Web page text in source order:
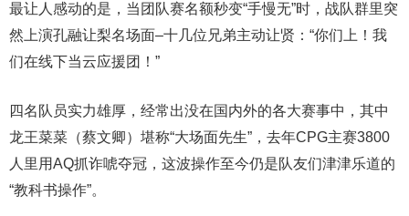
最让人感动的是，当团队赛名额秒变“手慢无”时，战队群里突
然上演孔融让梨名场面–十几位兄弟主动让贤：“你们上！我
们在线下当云应援团！”
四名队员实力雄厚，经常出没在国内外的各大赛事中，其中
龙王菜菜（蔡文卿）堪称“大场面先生”，去年CPG主赛3800
人里用AQ抓诈唬夺冠，这波操作至今仍是队友们津津乐道的
“教科书操作”。